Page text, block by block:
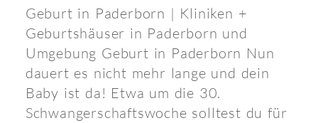
Geburt in Paderborn | Kliniken +
Geburtshäuser in Paderborn und
Umgebung Geburt in Paderborn Nun
dauert es nicht mehr lange und dein
Baby ist da! Etwa um die 30.
Schwangerschaftswoche solltest du für